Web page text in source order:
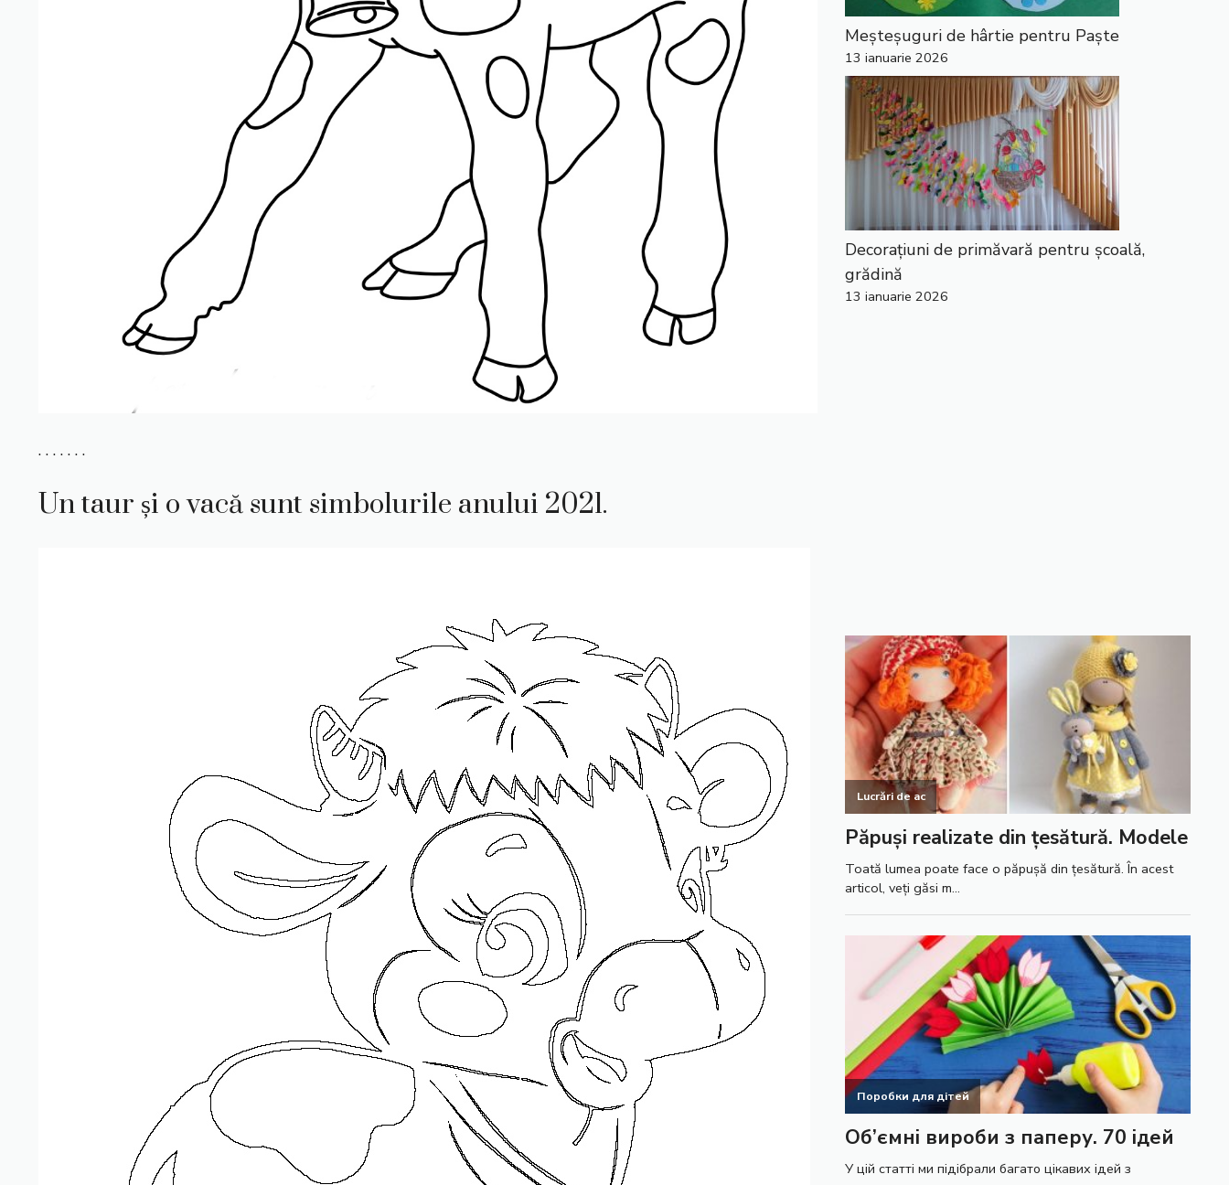
. . . . . . .
Un taur și o vacă sunt simbolurile anului 2021.
Meșteșuguri de hârtie pentru Paște
13 ianuarie 2026
Decorațiuni de primăvară pentru școală,
grădină
13 ianuarie 2026